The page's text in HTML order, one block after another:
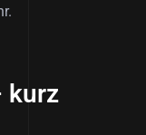
kurz